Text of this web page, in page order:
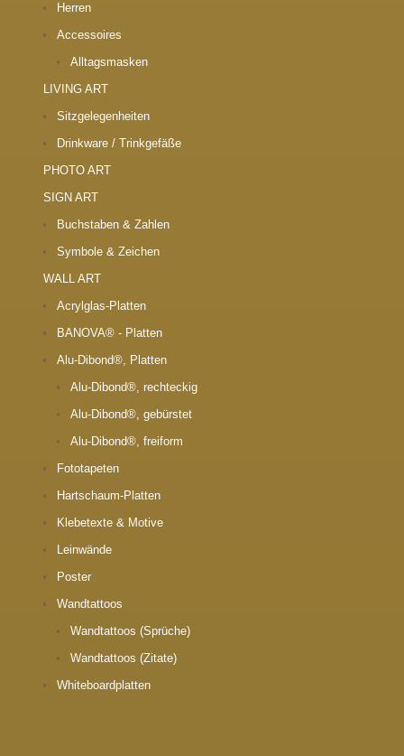
Herren
Accessoires
Alltagsmasken
LIVING ART
Sitzgelegenheiten
Drinkware / Trinkgefäße
PHOTO ART
SIGN ART
Buchstaben & Zahlen
Symbole & Zeichen
WALL ART
Acrylglas-Platten
BANOVA® - Platten
Alu-Dibond®, Platten
Alu-Dibond®, rechteckig
Alu-Dibond®, gebürstet
Alu-Dibond®, freiform
Fototapeten
Hartschaum-Platten
Klebetexte & Motive
Leinwände
Poster
Wandtattoos
Wandtattoos (Sprüche)
Wandtattoos (Zitate)
Whiteboardplatten